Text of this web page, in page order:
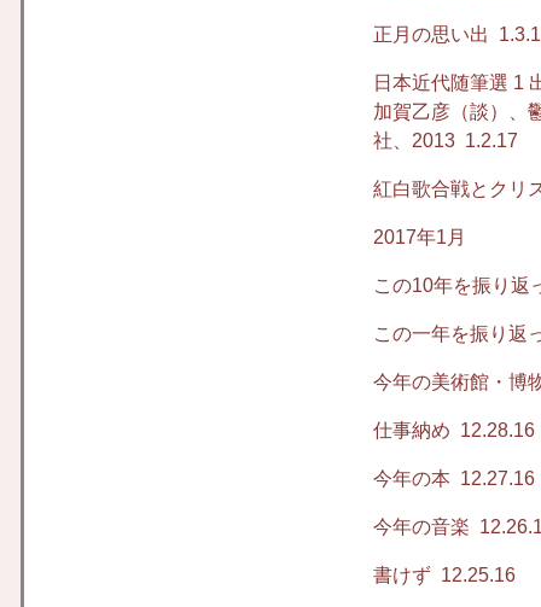
正月の思い出
日本近代随筆選 1
加賀乙彦（談）、
社、2013 1.2.17
紅白歌合戦とクリ
2017年1月
この10年を振り返
この一年を振り返
今年の美術館・博
仕事納め 12.28.16
今年の本 12.27.16
今年の音楽
書けず 12.25.16